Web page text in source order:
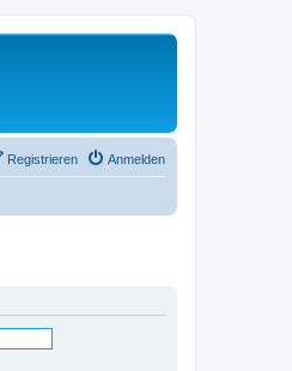
Anmelden
Registrieren